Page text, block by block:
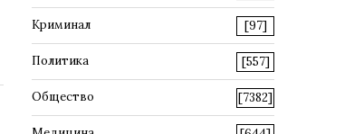
Криминал [97]
Политика [557]
Общество [7382]